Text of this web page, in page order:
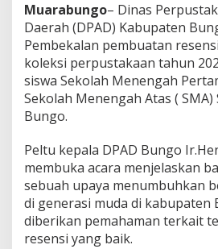
Muarabungo– Dinas
Daerah (DPAD) Kabupaten
Pembekalan pembuatan
koleksi perpustakaan tahun
siswa Sekolah Menengah
Sekolah Menengah Atas (
Bungo.
Peltu kepala DPAD Bungo
membuka acara menjelaskan
sebuah upaya menumbuhkan
di generasi muda di kabupaten
diberikan pemahaman terkait
resensi yang baik.